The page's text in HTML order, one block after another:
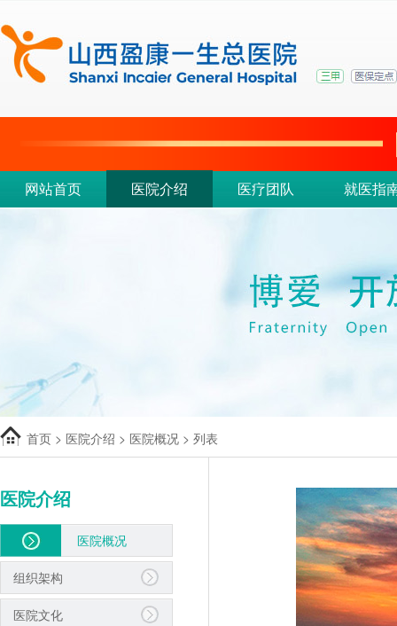
网站首页 医院介绍 医疗团队 就医指
首页 > 医院介绍 > 医院概况 > 列表
医院介绍
医院概况
组织架构
医院文化